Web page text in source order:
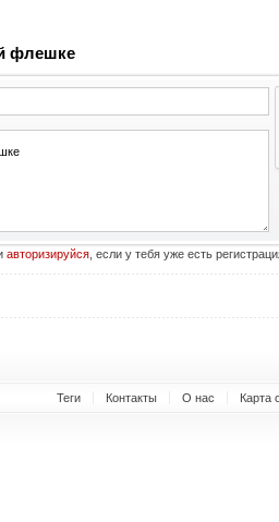
флешке
авторизируйся, если у тебя уже есть
Теги Контакты О нас Карта